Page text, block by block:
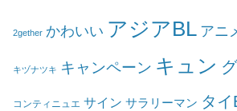
2gether かわいい アジアBL アニ
キヅナツキ キャンペーン キュン
コンティニュエ サイン サラリーマン タイ